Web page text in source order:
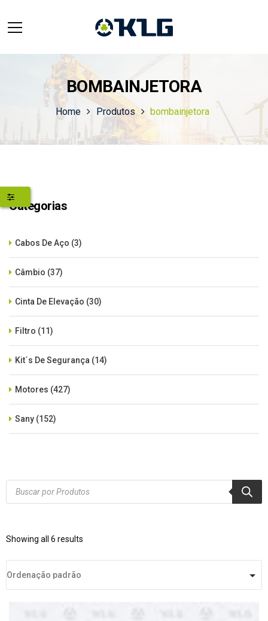
BOMBAINJETORA
Home Produtos bombainjetora
Categorias
Cabos De Aço (3)
Câmbio (37)
Cinta De Elevação (30)
Filtro (11)
Kit´s De Segurança (14)
Motores (427)
Sany (152)
Zoomlion(84)
Products
search
Showing all 6 results